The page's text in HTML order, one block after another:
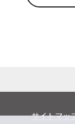
サイトマッ